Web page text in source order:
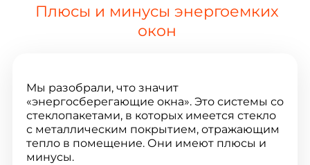
Плюсы и минусы энергоемких
окон
Мы разобрали, что значит
«энергосберегающие окна». Это системы со
стеклопакетами, в которых имеется стекло
с металлическим покрытием, отражающим
тепло в помещение. Они имеют плюсы и
минусы.